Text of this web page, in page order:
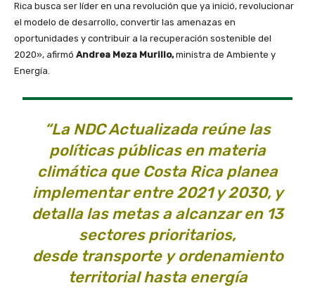
Rica busca ser líder en una revolución que ya inició, revolucionar
el modelo de desarrollo, convertir las amenazas en
oportunidades y contribuir a la recuperación sostenible del
2020», afirmó Andrea Meza Murillo,ministra de Ambiente y
Energía.
“La NDC Actualizada reúne las
políticas públicas en materia
climática que Costa Rica planea
implementar entre 2021 y 2030, y
detalla las metas a alcanzar en 13
sectores prioritarios,
desde transporte y ordenamiento
territorial hasta energía